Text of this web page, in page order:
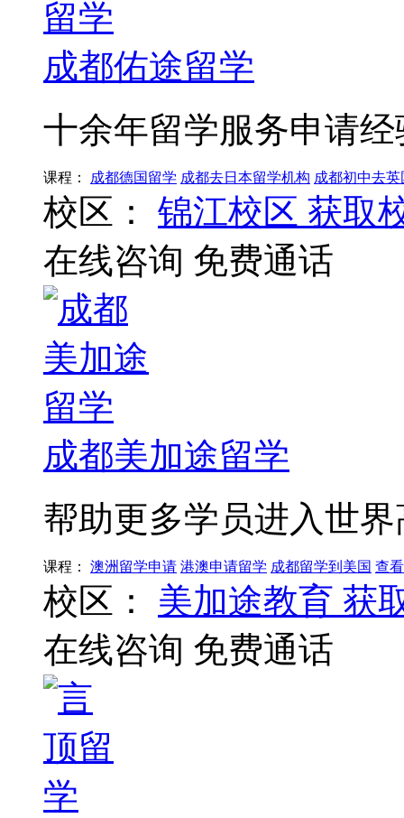
成都佑途留学
十余年留学服务申请
课程： 成都德国留学 成都去日本留学机构 成都初中去
校区： 锦江校区 获取
在线咨询 免费通话
成都美加途留学
帮助更多学员进入世界
课程： 澳洲留学申请 港澳申请留学 成都留学到美国 查
校区： 美加途教育 获
在线咨询 免费通话